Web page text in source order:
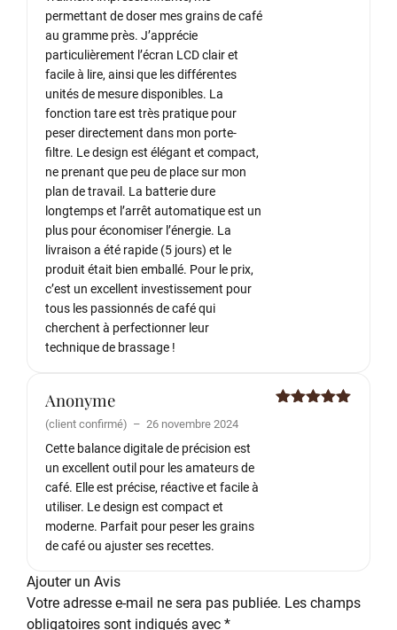
permettant de doser mes grains de café
au gramme près. J’apprécie
particulièrement l’écran LCD clair et
facile à lire, ainsi que les différentes
unités de mesure disponibles. La
fonction tare est très pratique pour
peser directement dans mon porte-
filtre. Le design est élégant et compact,
ne prenant que peu de place sur mon
plan de travail. La batterie dure
longtemps et l’arrêt automatique est un
plus pour économiser l’énergie. La
livraison a été rapide (5 jours) et le
produit était bien emballé. Pour le prix,
c’est un excellent investissement pour
tous les passionnés de café qui
cherchent à perfectionner leur
technique de brassage !
Anonyme
(client confirmé) – 26 novembre 2024
Cette balance digitale de précision est
un excellent outil pour les amateurs de
café. Elle est précise, réactive et facile à
utiliser. Le design est compact et
moderne. Parfait pour peser les grains
de café ou ajuster ses recettes.
Ajouter un Avis
Votre adresse e-mail ne sera pas publiée. Les champs
obligatoires sont indiqués avec *